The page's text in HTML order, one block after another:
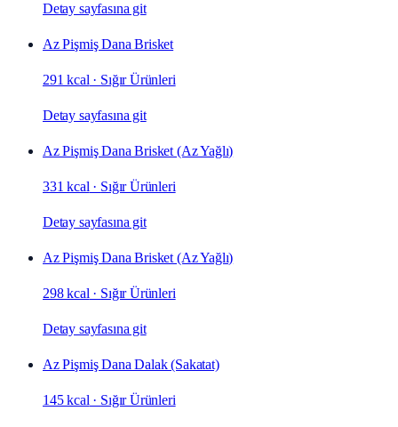
Detay sayfasına git
Az Pişmiş Dana Brisket
291 kcal · Sığır Ürünleri
Detay sayfasına git
Az Pişmiş Dana Brisket (Az Yağlı)
331 kcal · Sığır Ürünleri
Detay sayfasına git
Az Pişmiş Dana Brisket (Az Yağlı)
298 kcal · Sığır Ürünleri
Detay sayfasına git
Az Pişmiş Dana Dalak (Sakatat)
145 kcal · Sığır Ürünleri